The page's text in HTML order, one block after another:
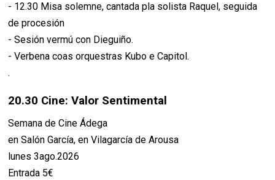
- 12.30 Misa solemne, cantada pla solista Raquel, seguida
de procesión
- Sesión vermú con Dieguiño.
- Verbena coas orquestras Kubo e Capitol.
.
20.30 Cine: Valor Sentimental
Semana de Cine Ádega
en Salón García, en Vilagarcía de Arousa
lunes 3ago.2026
Entrada 5€